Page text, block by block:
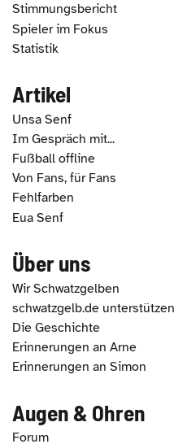
Stimmungsbericht
Spieler im Fokus
Statistik
Artikel
Unsa Senf
Im Gespräch mit...
Fußball offline
Von Fans, für Fans
Fehlfarben
Eua Senf
Über uns
Wir Schwatzgelben
schwatzgelb.de unterstützen
Die Geschichte
Erinnerungen an Arne
Erinnerungen an Simon
Augen & Ohren
Forum